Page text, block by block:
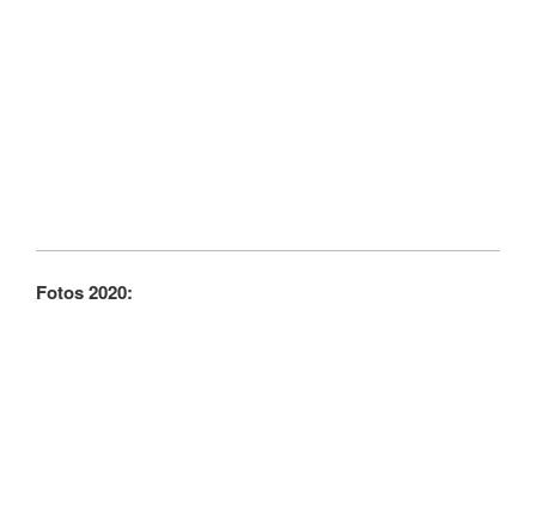
Fotos 2020: